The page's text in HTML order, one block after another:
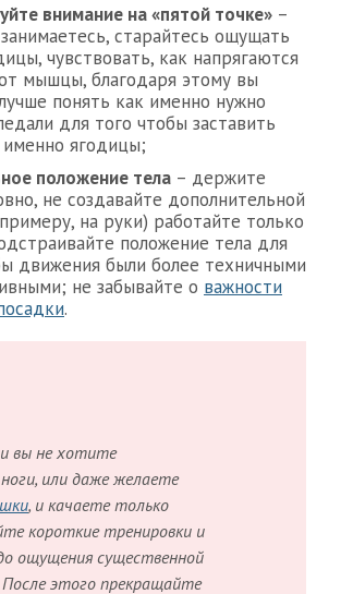
внимание на «пятой точке» –
старайтесь ощущать
чувствовать, как напрягаются
мышцы, благодаря этому вы
понять как именно нужно
для того чтобы заставить
именно ягодицы;
положение тела – держите
не создавайте дополнительной
на руки) работайте только
положение тела для
движения были более техничными
не забывайте о важности
.
вы не хотите
или даже желаете
, и качаете только
короткие тренировки и
ощущения существенной
После этого прекращайте